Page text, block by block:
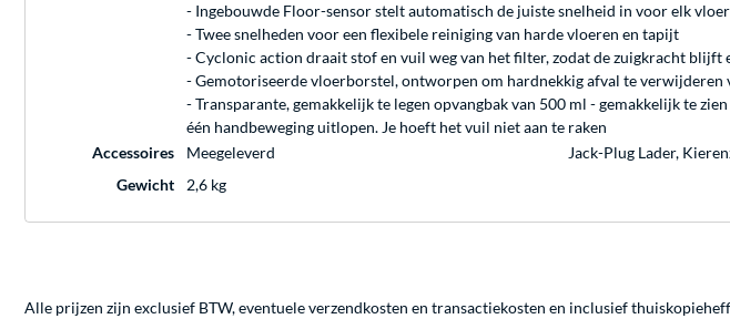
- Ingebouwde Floor-sensor stelt automatisch de juiste snelheid in voor elk
- Twee snelheden voor een flexibele reiniging van harde vloeren en tapijt
- Cyclonic action draait stof en vuil weg van het filter, zodat de zuigkracht blijft
- Gemotoriseerde vloerborstel, ontworpen om hardnekkig afval te verwijderen
- Transparante, gemakkelijk te legen opvangbak van 500 ml - gemakkelijk te
één handbeweging uitlopen. Je hoeft het vuil niet aan te raken
Accessoires
Meegeleverd
Jack-Plug Lader,
Gewicht
2,6 kg
Alle prijzen zijn exclusief BTW, eventuele verzendkosten en transactiekosten en inclusief